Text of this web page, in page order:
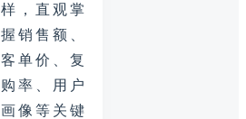
样，直观掌
握销售额、
客单价、复
购率、用户
画像等关键